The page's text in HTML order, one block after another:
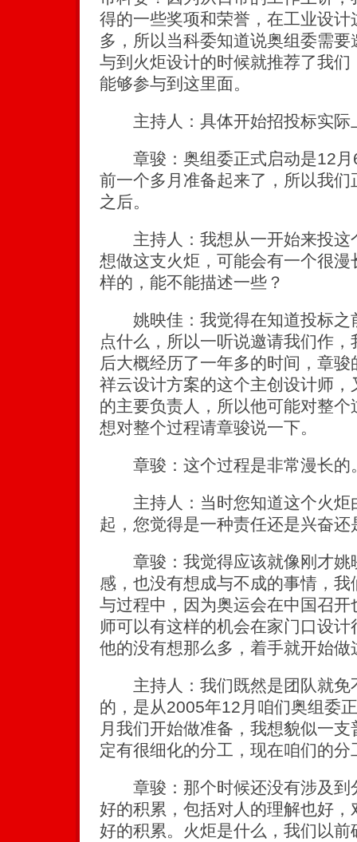
得的一些奖项和荣誉，在工业设
多，所以当科委知道说奥组委需
与到火炬设计的时候就推荐了我
能够参与到这里面。
主持人：具体开始招投标实际
章骏：奥组委正式启动是12月
前一个多月准备起来了，所以我
之后。
主持人：我想从一开始来投这
想做这支火炬，可能会有一个很
样的，能不能描述一些？
姚映佳：我觉得在知道投标之
点什么，所以一听说邀请我们作
后大概经历了一年多的时间，章
祥云设计方案的这个主创设计师
的主要负责人，所以他可能对整
想对整个过程请章骏说一下。
章骏：这个过程是非常漫长的
主持人：当时您知道这个火炬
起，您觉得是一种责任还是兴奋
章骏：我觉得应该就像刚才姚
感，也没有想成与不成的事情，
与过程中，因为奥运会在中国召
师可以有这样的机会在家门口设
他的没有想那么多，着手就开始做
主持人：我们既然是团队就免
的，是从2005年12月咱们奥组委
月我们开始做准备，我想貌似一
定有很细化的分工，现在咱们的分
章骏：那个时候还没有涉及到
好的积累，包括对人的理解也好
好的积累。火炬是什么，我们以